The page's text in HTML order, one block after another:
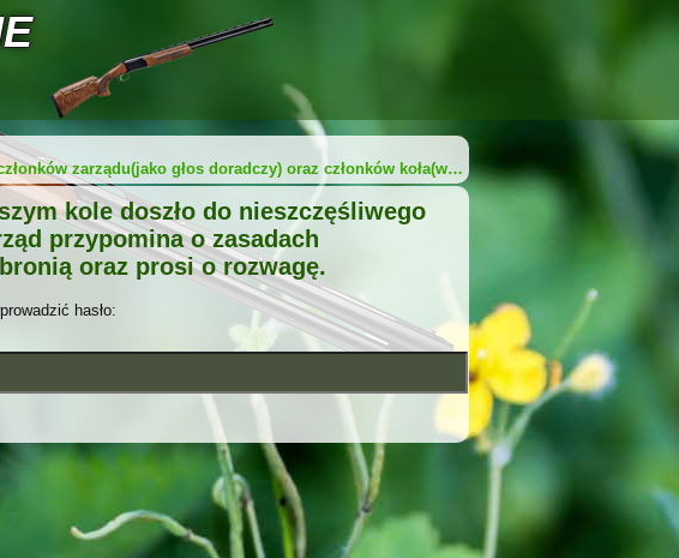
zarządu(jako głos doradczy) oraz członków koła(w…
kole doszło do nieszczęśliwego
przypomina o zasadach
oraz prosi o rozwagę.
hasło: